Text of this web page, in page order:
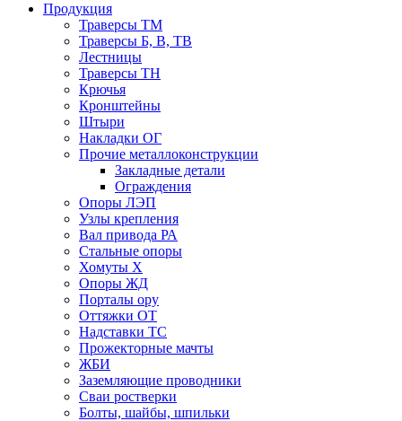
Продукция
Траверсы ТМ
Траверсы Б, В, ТВ
Лестницы
Траверсы ТН
Крючья
Кронштейны
Штыри
Накладки ОГ
Прочие металлоконструкции
Закладные детали
Ограждения
Опоры ЛЭП
Узлы крепления
Вал привода РА
Стальные опоры
Хомуты Х
Опоры ЖД
Порталы ору
Оттяжки ОТ
Надставки ТС
Прожекторные мачты
ЖБИ
Заземляющие проводники
Сваи ростверки
Болты, шайбы, шпильки